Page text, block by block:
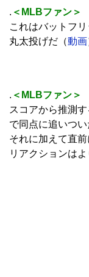
. ＜MLBファン＞
これはバットフ
丸太投げだ（動画
. ＜MLBファン＞
スコアから推測
で同点に追いつ
それに加えて直
リアクションは